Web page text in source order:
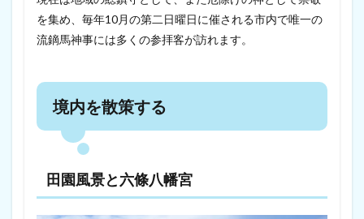
を集め、毎年10月の第二日曜日に催される市内で唯一の
流鏑馬神事には多くの参拝客が訪れます。
境内を散策する
田園風景と六條八幡宮